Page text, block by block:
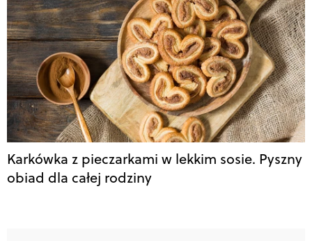
Karkówka z pieczarkami w lekkim sosie. Pyszny
obiad dla całej rodziny